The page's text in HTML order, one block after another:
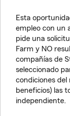
Esta
empleo con un
pide una
Farm y NO
compañías de
seleccionado
condiciones del
beneficios) las
independiente.